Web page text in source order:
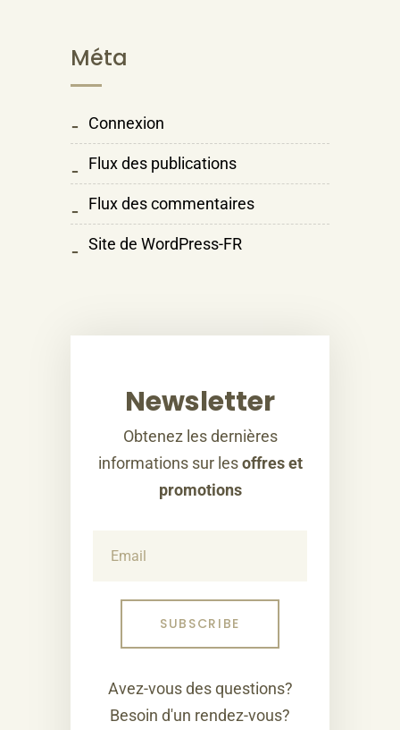
Méta
Connexion
Flux des publications
Flux des commentaires
Site de WordPress-FR
Newsletter
Obtenez les dernières
informations sur lesoffres et
promotions
Avez-vous des questions?
Besoin d'un rendez-vous?